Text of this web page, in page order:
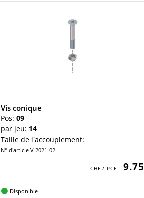
Vis conique
Pos: 09
par jeu: 14
Taille de l'accouplement:
N° d'article V 2021-02
9.75
Disponible